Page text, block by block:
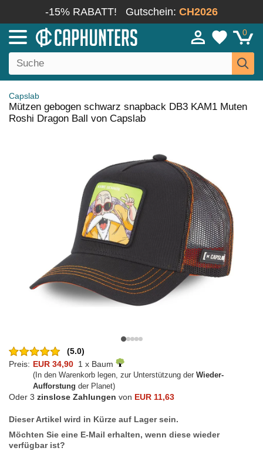
-15% RABATT! Gutschein: CH2026
0
Capslab
Mützen gebogen schwarz snapback DB3 KAM1 Muten
Roshi Dragon Ball von Capslab
(5.0)
Preis: EUR 34,90 1 x Baum
(In den Warenkorb legen, zur Unterstützung der Wieder-
Aufforstung der Planet)
Oder 3 zinslose Zahlungen von EUR 11,63
Dieser Artikel wird in Kürze auf Lager sein.
Möchten Sie eine E-Mail erhalten, wenn diese wieder
verfügbar ist?